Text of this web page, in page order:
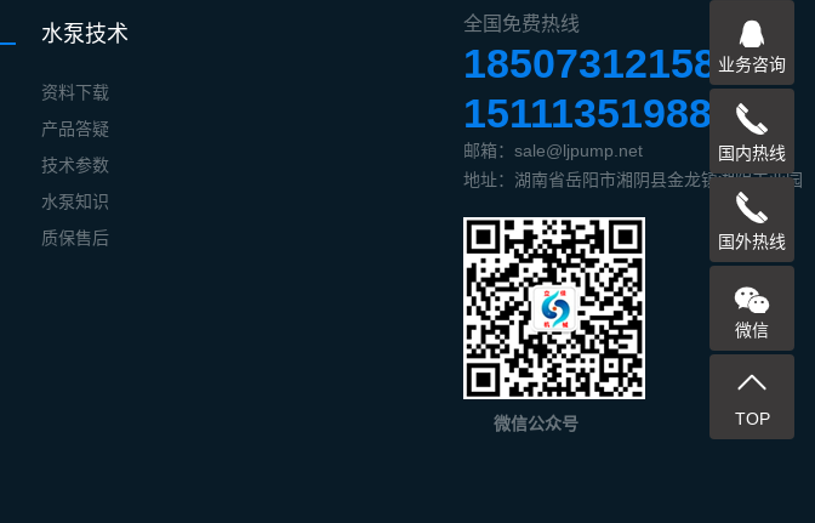
水泵技术
资料下载
产品答疑
技术参数
水泵知识
质保售后
全国免费热线
18507312158
15111351988
邮箱：sale@ljpump.net
地址：湖南省岳阳市湘阴县金龙镇湘阴工业园
微信公众号
业务咨询
国内热线
国外热线
微信
TOP